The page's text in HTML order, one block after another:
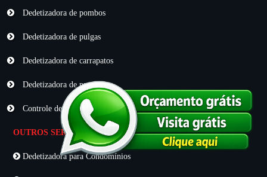
Dedetizadora de pombos
Dedetizadora de pulgas
Dedetizadora de carrapatos
Dedetizadora de pragas
Controle de pragas
OUTROS SERVIÇOS
Dedetizadora para Condomínios